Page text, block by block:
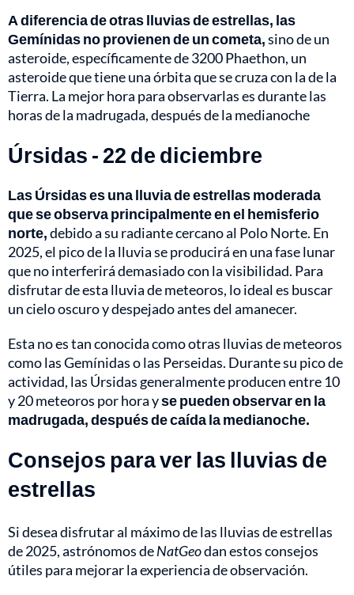
A diferencia de otras lluvias de estrellas, las
Gemínidas no provienen de un cometa,sino de un
asteroide, específicamente de 3200 Phaethon, un
asteroide que tiene una órbita que se cruza con la de la
Tierra. La mejor hora para observarlas es durante las
horas de la madrugada, después de la medianoche
Úrsidas - 22 de diciembre
Las Úrsidas es una lluvia de estrellas moderada
que se observa principalmente en el hemisferio
norte,debido a su radiante cercano al Polo Norte. En
2025, el pico de la lluvia se producirá en una fase lunar
que no interferirá demasiado con la visibilidad. Para
disfrutar de esta lluvia de meteoros, lo ideal es buscar
un cielo oscuro y despejado antes del amanecer.
Esta no es tan conocida como otras lluvias de meteoros
como las Gemínidas o las Perseidas. Durante su pico de
actividad, las Úrsidas generalmente producen entre 10
y 20 meteoros por hora yse pueden observar en la
madrugada, después de caída la medianoche.
Consejos para ver las lluvias de
estrellas
Si desea disfrutar al máximo de las lluvias de estrellas
de 2025, astrónomos deNatGeodan estos consejos
útiles para mejorar la experiencia de observación.